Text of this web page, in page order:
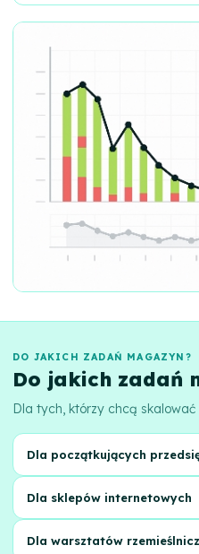
DO JAKICH ZADAŃ MAGAZYN?
Do jakich zadań
Dla tych, którzy chcą skalować
Dla początkujących
nam, aby skalować się szybciej.
Dla sklepów internetowych
Zadbamy o wszystko, od
Dla warsztatów